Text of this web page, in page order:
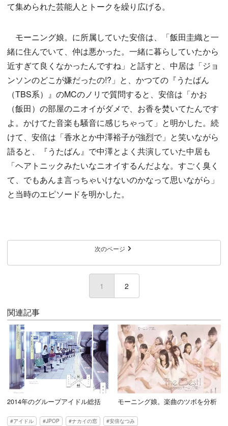
て集められた芸能人とトークを繰り広げる。
モーニング娘。に所属していた安倍は、「飯田圭織と一
緒に住んでいて、仲は悪かった。一緒に暮らしていたから
近すぎて良くなかったんですね」と話すと、中居は「ジョ
ンソンのどこが嫌だったの!?」と、かつての『うたばん
（TBS系）』のMCのノリで質問すると、安倍は「かお
（飯田）の部屋のニオイがダメで、お香を焚いてたんです
よ。かけてた音楽も騒音に感じちゃって」と明かした。続
けて、安倍は「香水とか中澤裕子が強烈で」と笑いながら
語ると、『うたばん』で中澤とよく共演していた中居も
「ヘアトニックみたいなニオイするんだよな。すごく臭く
て、でもあんま言っちゃいけないのかなって思いながら」
と当時のエピソードを明かした。
次のページ
1 (current)
2
関連記事
2014年のグループアイドル総括 モーニング娘。楽曲のツボを分析
アイドル JPOP ナカイの窓 安倍なつみ